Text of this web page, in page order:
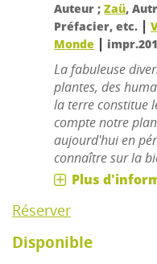
Auteur ;Zaü,
Préfacier, etc. |
Monde |
La fabuleuse
plantes, des
la terre constitue
compte notre
aujourd'hui en
connaître sur la
Plus
Réserver
Disponible